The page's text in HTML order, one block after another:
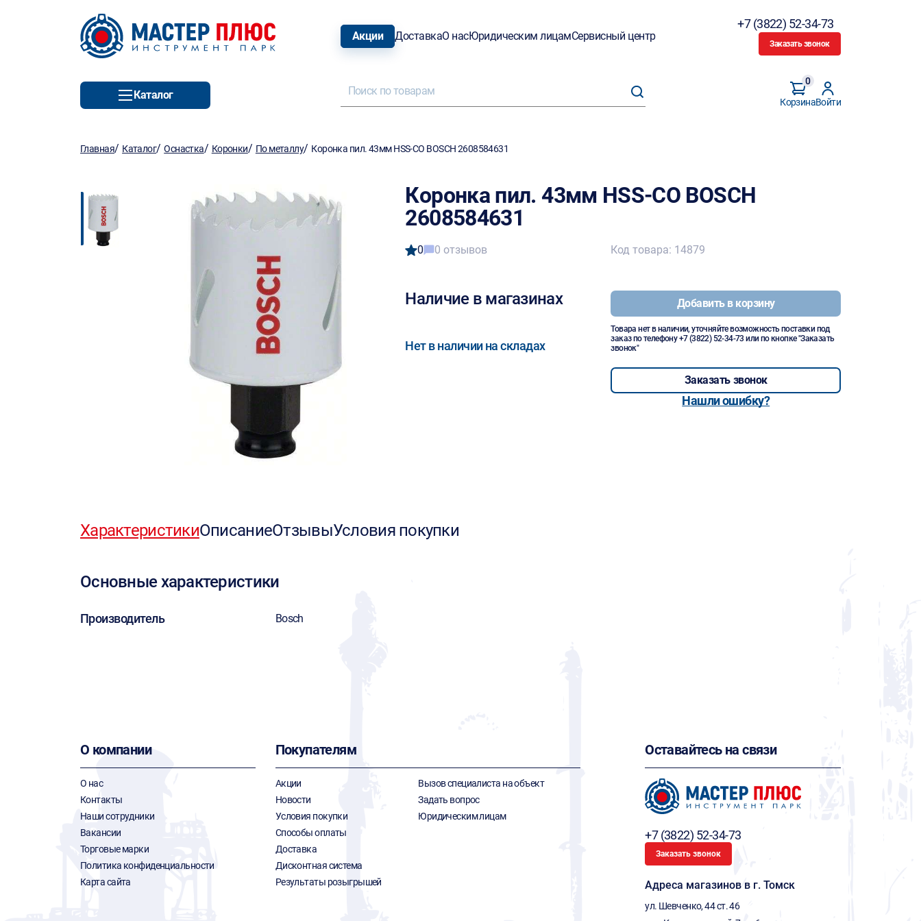
Акции ДоставкаО насЮридическим лицамСервисный центр
+7 (3822) 52-34-73
Заказать звонок
Каталог
Корзина
0
Войти
Главная/ Каталог/Оснастка/ Коронки/ По металлу/ Коронка пил. 43мм HSS-CO BOSCH 2608584631
Коронка пил. 43мм HSS-CO BOSCH
2608584631
0 0 отзывов
Наличие в магазинах
Нет в наличии на складах
Код товара: 14879
Добавить в корзину
Товара нет в наличии, уточняйте возможность поставки под
заказ по телефону+7 (3822) 52-34-73 или по кнопке "Заказать
звонок"
Заказать звонок
Нашли ошибку?
ХарактеристикиОписаниеОтзывыУсловия покупки
Основные характеристики
Производитель Bosch
О компании
О нас
Контакты
Наши сотрудники
Вакансии
Торговые марки
Политика конфиденциальности
Карта сайта
Покупателям
Акции
Новости
Условия покупки
Способы оплаты
Доставка
Дисконтная система
Результаты розыгрышей
Вызов специалиста на объект
Задать вопрос
Юридическим лицам
Оставайтесь на связи
+7 (3822) 52-34-73
Заказать звонок
Адреса магазинов в г. Томск
ул. Шевченко, 44 ст. 46